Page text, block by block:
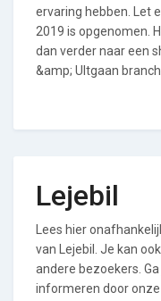
ervaring hebben. Let
2019 is opgenomen.
dan verder naar een
&amp; UItgaan
Lejebil
Lees hier
van Lejebil. Je kan
andere bezoekers.
informeren door